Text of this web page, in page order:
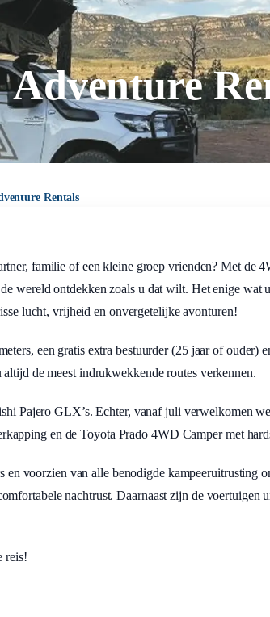
Adventure
Rentals
familie of een kleine groep vrienden? Met de
wereld ontdekken zoals u dat wilt. Het enige wat
lucht, vrijheid en onvergetelijke avonturen!
een gratis extra bestuurder (25 jaar of ouder)
de meest indrukwekkende routes verkennen.
Pajero GLX’s. Echter, vanaf juli verwelkomen
en de Toyota Prado 4WD Camper met
voorzien van alle benodigde kampeeruitrusting
nachtrust. Daarnaast zijn de voertuigen
reis!